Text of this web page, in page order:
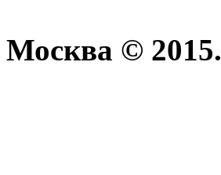
Москва © 2015.